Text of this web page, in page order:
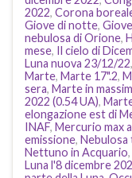
2022, Corona
Giove di notte,
nebulosa di Orione,
mese, Il cielo di
Luna nuova 23/12/22,
Marte, Marte 17".2,
sera, Marte in
2022 (0.54 UA),
elongazione est di
INAF, Mercurio max
emissione, Nebulosa
Nettuno in Acquario,
Luna l'8 dicembre